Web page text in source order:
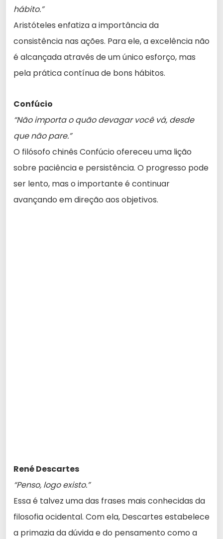
hábito.”
Aristóteles enfatiza a importância da
consistência nas ações. Para ele, a excelência não
é alcançada através de um único esforço, mas
pela prática contínua de bons hábitos.
Confúcio
“Não importa o quão devagar você vá, desde
que não pare.”
O filósofo chinês Confúcio ofereceu uma lição
sobre paciência e persistência. O progresso pode
ser lento, mas o importante é continuar
avançando em direção aos objetivos.
René Descartes
“Penso, logo existo.”
Essa é talvez uma das frases mais conhecidas da
filosofia ocidental. Com ela, Descartes estabelece
a primazia da dúvida e do pensamento como a